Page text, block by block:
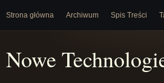
Strona główna Archiwum Spis Treści
Nowe